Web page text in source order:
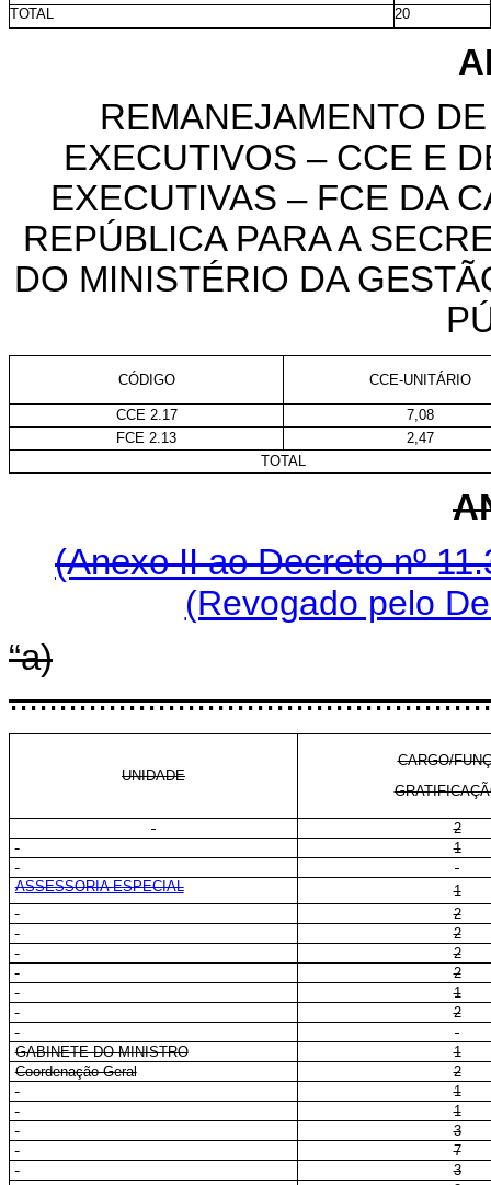
TOTAL
20
REMANEJAMENTO
EXECUTIVOS – CCE E
EXECUTIVAS – FCE DA
REPÚBLICA PARA A
DO MINISTÉRIO DA
CÓDIGO CCE-UNITÁRIO
CCE 2.17
7,08
FCE 2.13
2,47
TOTAL
(Anexo II ao Decreto nº
(Revogado pelo
“a)
UNIDADE
CARGO/
2
1
ASSESSORIA ESPECIAL
1
2
2
2
2
1
2
GABINETE DO MINISTRO
1
Coordenação-Geral
2
1
1
3
7
3